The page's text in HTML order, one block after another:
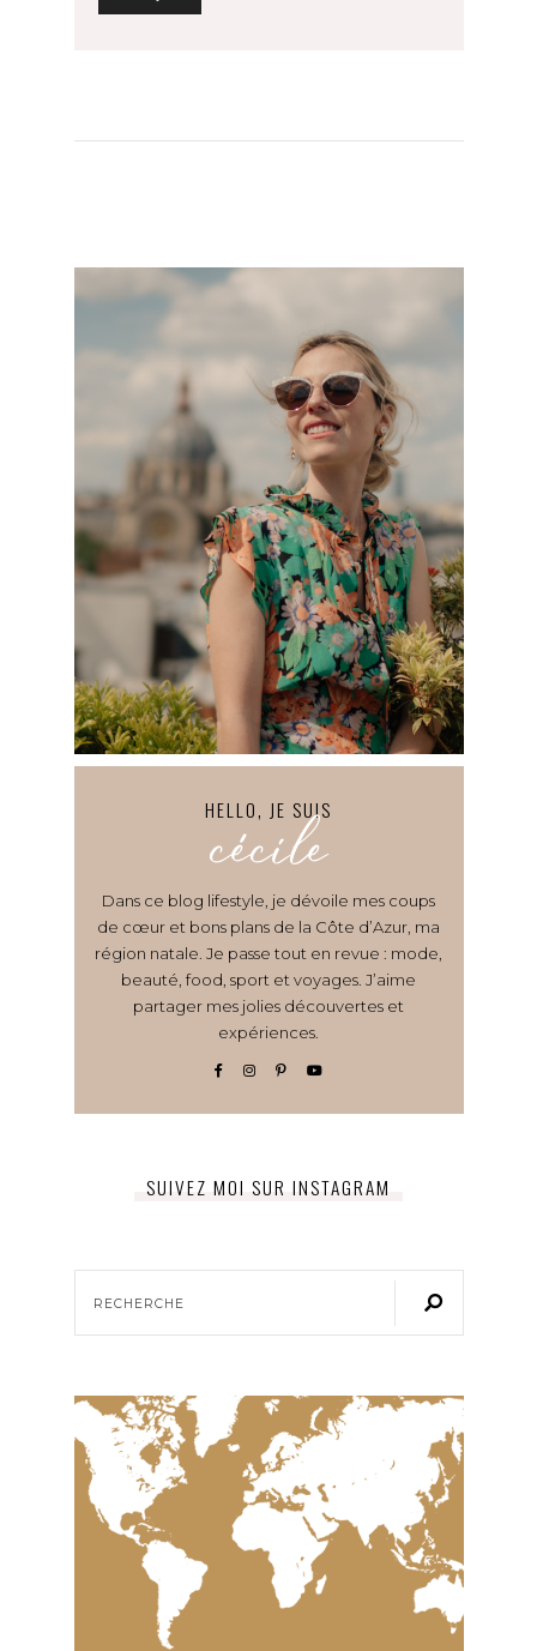
HELLO, JE SUIS
cécile
Dans ce blog lifestyle, je dévoile mes coups
de cœur et bons plans de la Côte d’Azur, ma
région natale. Je passe tout en revue : mode,
beauté, food, sport et voyages. J’aime
partager mes jolies découvertes et
expériences.
SUIVEZ MOI SUR INSTAGRAM